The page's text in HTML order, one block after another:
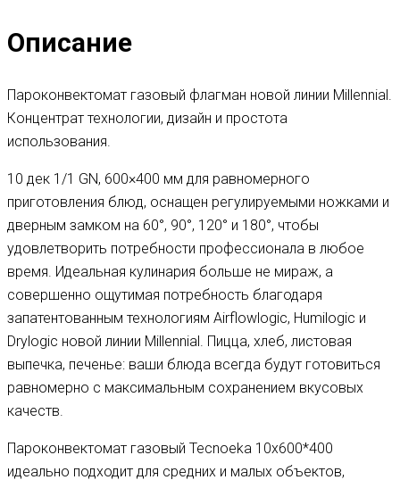
Описание
Пароконвектомат газовый флагман новой линии Millennial.
Концентрат технологии, дизайн и простота
использования.
10 дек 1/1 GN, 600×400 мм для равномерного
приготовления блюд, оснащен регулируемыми ножками и
дверным замком на 60°, 90°, 120° и 180°, чтобы
удовлетворить потребности профессионала в любое
время. Идеальная кулинария больше не мираж, а
совершенно ощутимая потребность благодаря
запатентованным технологиям Airflowlogic, Humilogic и
Drylogic новой линии Millennial. Пицца, хлеб, листовая
выпечка, печенье: ваши блюда всегда будут готовиться
равномерно с максимальным сохранением вкусовых
качеств.
Пароконвектомат газовый Tecnoeka 10х600*400
идеально подходит для средних и малых объектов,